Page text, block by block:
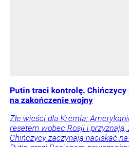
Putin traci kontrolę. Chińczycy
na zakończenie wojny
Złe wieści dla Kremla:
resetem wobec Rosji i przyznają,
Chińczycy zaczynają naciskać